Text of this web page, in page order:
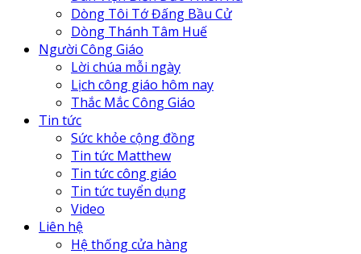
Tu Hội Nô Tỳ Thiên Chúa
Tu Viện Nữ Vương Hòa Bình
Cô Nhi Viện Thánh An Bùi Chu
Trung Tâm Khiếm Thị Nhật Hồng
Dòng Tôi Tớ Đấng Bầu Cử
Dòng Thánh Tâm Huế
Người Công Giáo
Lời chúa mỗi ngày
Lịch công giáo hôm nay
Thắc Mắc Công Giáo
Tin tức
Sức khỏe cộng đồng
Tin tức Matthew
Tin tức công giáo
Tin tức tuyển dụng
Video
Liên hệ
Hệ thống cửa hàng